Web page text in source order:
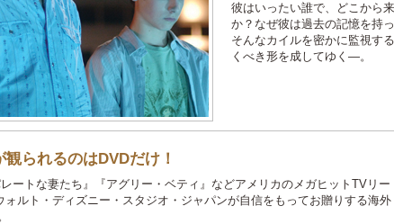
彼はいったい誰で、どこから
か？なぜ彼は過去の記憶を持
そんなカイルを密かに監視す
くべき形を成してゆく―。
られるのはDVDだけ！
ートな妻たち』『アグリー・ベティ』などアメリカのメガヒットTVリー
ォルト・ディズニー・スタジオ・ジャパンが自信をもってお贈りする海外